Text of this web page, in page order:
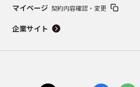
マイページ 契約内容確認・変更
企業サイト